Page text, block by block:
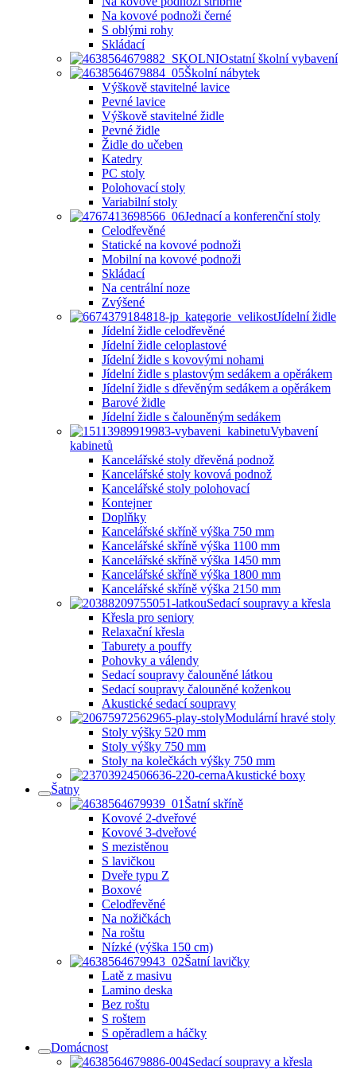
Na kovové podnoži černé
S oblými rohy
Skládací
Ostatní školní vybavení
Školní nábytek
Výškově stavitelné lavice
Pevné lavice
Výškově stavitelné židle
Pevné židle
Židle do učeben
Katedry
PC stoly
Polohovací stoly
Variabilní stoly
Jednací a konferenční stoly
Celodřevěné
Statické na kovové podnoži
Mobilní na kovové podnoži
Skládací
Na centrální noze
Zvýšené
Jídelní židle
Jídelní židle celodřevěné
Jídelní židle celoplastové
Jídelní židle s kovovými nohami
Jídelní židle s plastovým sedákem a opěrákem
Jídelní židle s dřevěným sedákem a opěrákem
Barové židle
Jídelní židle s čalouněným sedákem
Vybavení
kabinetů
Kancelářské stoly dřevěná podnož
Kancelářské stoly kovová podnož
Kancelářské stoly polohovací
Kontejner
Doplňky
Kancelářské skříně výška 750 mm
Kancelářské skříně výška 1100 mm
Kancelářské skříně výška 1450 mm
Kancelářské skříně výška 1800 mm
Kancelářské skříně výška 2150 mm
Sedací soupravy a křesla
Křesla pro seniory
Relaxační křesla
Taburety a pouffy
Pohovky a válendy
Sedací soupravy čalouněné látkou
Sedací soupravy čalouněné koženkou
Akustické sedací soupravy
Modulární hravé stoly
Stoly výšky 520 mm
Stoly výšky 750 mm
Stoly na kolečkách výšky 750 mm
Akustické boxy
Šatny
Šatní skříně
Kovové 2-dveřové
Kovové 3-dveřové
S mezistěnou
S lavičkou
Dveře typu Z
Boxové
Celodřevěné
Na nožičkách
Na roštu
Nízké (výška 150 cm)
Šatní lavičky
Latě z masivu
Lamino deska
Bez roštu
S roštem
S opěradlem a háčky
Domácnost
Sedací soupravy a křesla